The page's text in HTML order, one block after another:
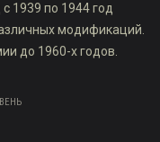
1939 по 1944 год
модификаций.
до 1960-х годов.